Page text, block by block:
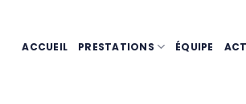
ACCUEIL PRESTATIONS ÉQUIPE